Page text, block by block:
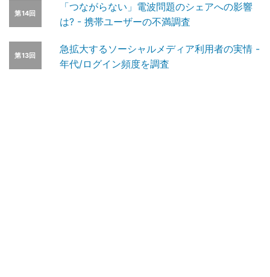
第14回
「つながらない」電波問題のシェアへの影響
は? - 携帯ユーザーの不満調査
第13回
急拡大するソーシャルメディア利用者の実情 -
年代/ログイン頻度を調査